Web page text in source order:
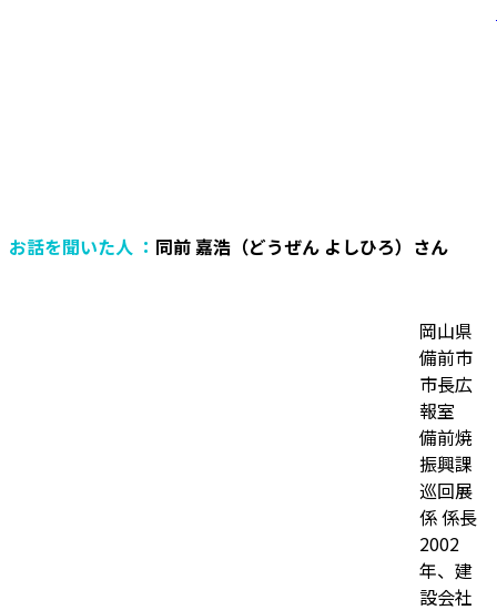
お話を聞いた人 ： 同前 嘉浩（どうぜん よしひろ）さん
岡山県
備前市
市長広
報室
備前焼
振興課
巡回展
係 係長
2002
年、建
設会社